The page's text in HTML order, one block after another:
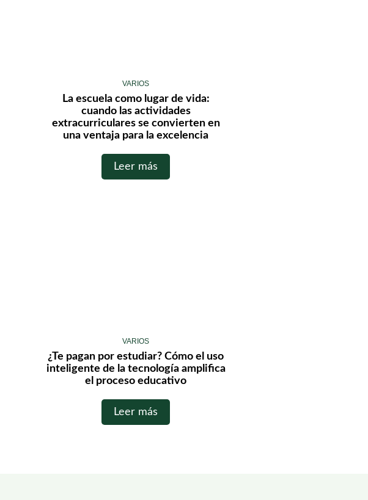
VARIOS
La escuela como lugar de vida:
cuando las actividades
extracurriculares se convierten en
una ventaja para la excelencia
Leer más
VARIOS
¿Te pagan por estudiar? Cómo el uso
inteligente de la tecnología amplifica
el proceso educativo
Leer más